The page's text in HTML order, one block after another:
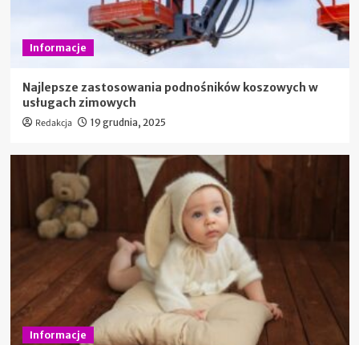
Informacje
Najlepsze zastosowania podnośników koszowych w
usługach zimowych
Redakcja 19 grudnia, 2025
Informacje